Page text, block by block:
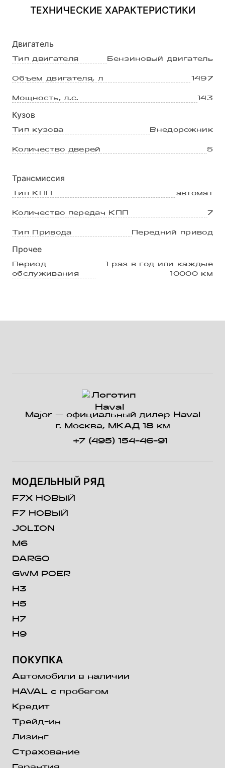
ТЕХНИЧЕСКИЕ ХАРАКТЕРИСТИКИ
Двигатель
Тип двигателя Бензиновый двигатель
Объем двигателя, л 1497
Мощность, л.с. 143
Кузов
Тип кузова Внедорожник
Количество дверей 5
Трансмиссия
Тип КПП автомат
Количество передач КПП 7
Тип Привода Передний привод
Прочее
Период
обслуживания
1 раз в год или каждые
10000 км
Major — официальный дилер Haval
г. Москва, МКАД 18 км
+7 (495) 154-46-91
МОДЕЛЬНЫЙ РЯД
F7X НОВЫЙ
F7 НОВЫЙ
JOLION
M6
DARGO
GWM POER
H3
H5
H7
H9
ПОКУПКА
Автомобили в наличии
HAVAL с пробегом
Кредит
Трейд-ин
Лизинг
Страхование